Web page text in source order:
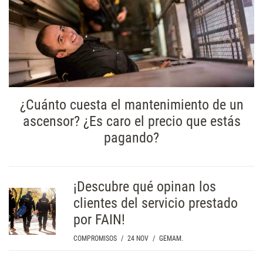
¿Cuánto cuesta el mantenimiento de un
ascensor? ¿Es caro el precio que estás
pagando?
¡Descubre qué opinan los
clientes del servicio prestado
por FAIN!
COMPROMISOS / 24 NOV / GEMAM.